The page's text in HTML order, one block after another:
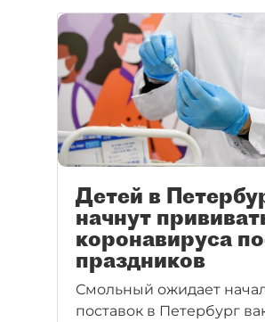
Детей в
начнут
коронавируса
праздников
Смольный ожидает
поставок в Петербург